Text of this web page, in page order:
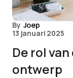
By Joep
13 januari 2025
De rol
ontwerp